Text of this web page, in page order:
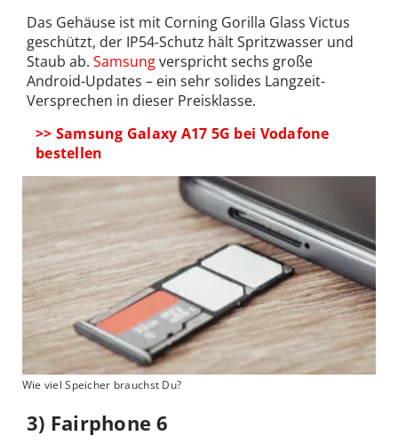
Das Gehäuse ist mit Corning Gorilla Glass Victus
geschützt, der IP54-Schutz hält Spritzwasser und
Staub ab. Samsungverspricht sechs große
Android-Updates – ein sehr solides Langzeit-
Versprechen in dieser Preisklasse.
>> Samsung Galaxy A17 5G bei Vodafone
bestellen
Wie viel Speicher brauchst Du?
3) Fairphone 6